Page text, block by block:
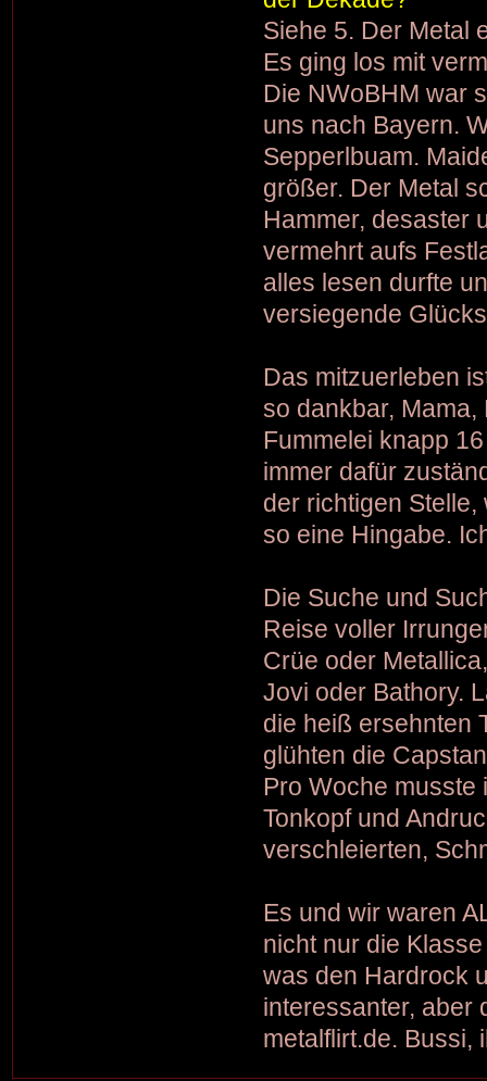
Siehe 5. Der Metal
Es ging los mit
Die NWoBHM war
uns nach Bayern.
Sepperlbuam.
größer. Der Metal
Hammer, desaster
vermehrt aufs
alles lesen durfte
versiegende
Das mitzuerleben
so dankbar,
Fummelei knapp
immer dafür
der richtigen
so eine Hingabe.
Die Suche und
Reise voller
Crüe oder
Jovi oder Bathory.
die heiß ersehnten
glühten die
Pro Woche musste
Tonkopf und
verschleierten,
Es und wir waren
nicht nur die
was den Hardrock
interessanter, aber
metalflirt.de. Bussi,